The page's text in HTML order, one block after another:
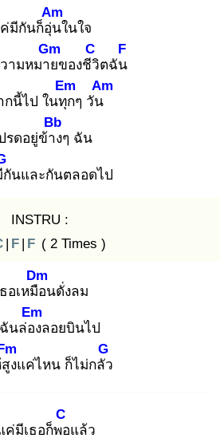
มีกันก็อุ่น
Am
ในใจ
ามหมาย
Gm
ของชีวิ
C
ตฉัน
F
กนี้ไป ในทุก
Em
ๆ วัน
Am
รดอยู่ข้าง
Bb
ๆ ฉัน
กันและกันตลอดไป
INSTRU :
| F | F ( 2 Times )
อเหมือ
Dm
นดั่งลม
นล่อง
Em
ลอยบินไป
งแค่ไหน ก็ไม่กลัว
G
ค่มีเธอก็พอ
C
แล้ว